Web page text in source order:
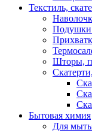
Текстиль,
Подушки
Шторы,
Бытовая химия
Для